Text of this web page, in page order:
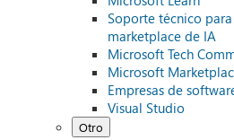
Soporte técnico
marketplace de IA
Microsoft Tech
Microsoft
Empresas de
Visual Studio
Otro